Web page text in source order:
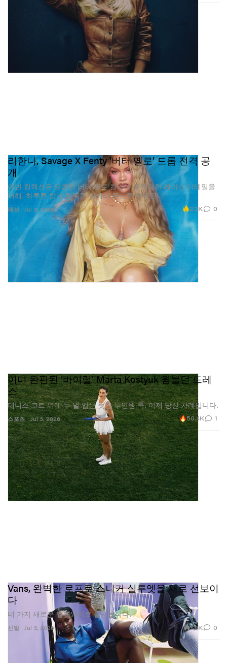
패션
리한나, Savage X Fenty ‘버터 옐로’ 드롭 전격 공
개
이번 컬렉션은 달콤한 버터 옐로 컬러에 로맨틱한 레이스 디테일을
더해, 하루를 밝게 채워줄 란제리 무드를 완성했다.
Jul 3, 2026 2.2K 0
스포츠
이미 완판된 ‘바이럴’ Marta Kostyuk 윔블던 드레
스
테니스 코트 위에 두 벌 입은 듯한 투인원 룩, 이제 당신 차례입니다.
Jul 3, 2026 50.4K 1
신발
Vans, 완벽한 로프로 스니커 실루엣을 새로 선보이
다
네 가지 새로운 컬러웨이로 출시됩니다.
Jul 3, 2026 1.9K 0